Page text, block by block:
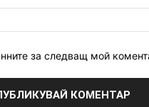
за следващ мой